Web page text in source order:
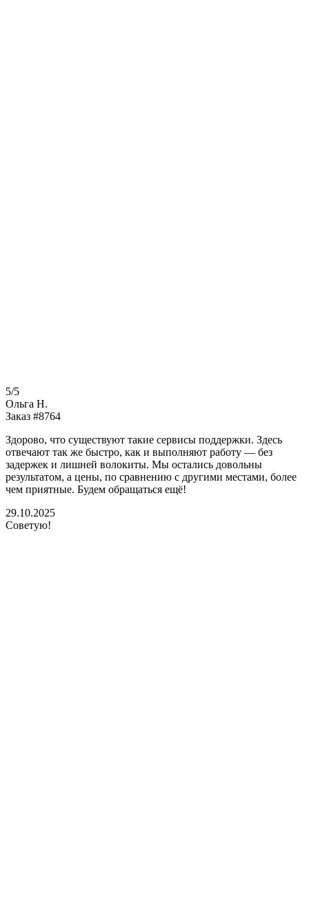
5/5
Ольга Н.
Заказ #8764
Здорово, что существуют такие сервисы поддержки. Здесь
отвечают так же быстро, как и выполняют работу — без
задержек и лишней волокиты. Мы остались довольны
результатом, а цены, по сравнению с другими местами, более
чем приятные. Будем обращаться ещё!
29.10.2025
Советую!